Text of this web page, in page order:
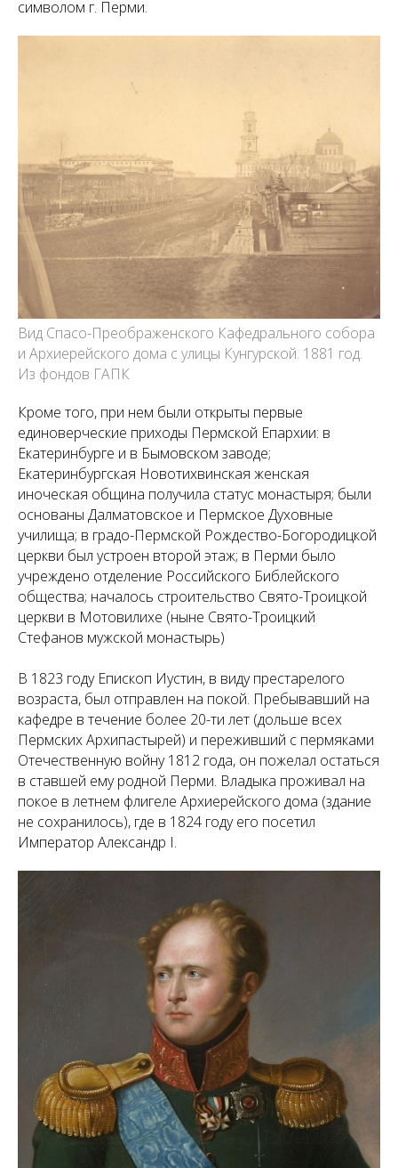
символом г. Перми.
Вид Спасо-Преображенского Кафедрального собора
и Архиерейского дома с улицы Кунгурской. 1881 год.
Из фондов ГАПК
Кроме того, при нем были открыты первые
единоверческие приходы Пермской Епархии: в
Екатеринбурге и в Бымовском заводе;
Екатеринбургская Новотихвинская женская
иноческая община получила статус монастыря; были
основаны Далматовское и Пермское Духовные
училища; в градо-Пермской Рождество-Богородицкой
церкви был устроен второй этаж; в Перми было
учреждено отделение Российского Библейского
общества; началось строительство Свято-Троицкой
церкви в Мотовилихе (ныне Свято-Троицкий
Стефанов мужской монастырь)
В 1823 году Епископ Иустин, в виду престарелого
возраста, был отправлен на покой. Пребывавший на
кафедре в течение более 20-ти лет (дольше всех
Пермских Архипастырей) и переживший с пермяками
Отечественную войну 1812 года, он пожелал остаться
в ставшей ему родной Перми. Владыка проживал на
покое в летнем флигеле Архиерейского дома (здание
не сохранилось), где в 1824 году его посетил
Император Александр I.